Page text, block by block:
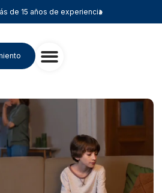
de 15 años de experiencia